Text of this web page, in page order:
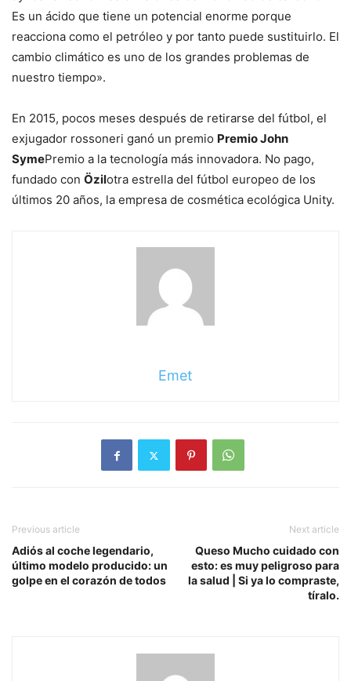
Es un ácido que tiene un potencial enorme porque
reacciona como el petróleo y por tanto puede sustituirlo. El
cambio climático es uno de los grandes problemas de
nuestro tiempo».
En 2015, pocos meses después de retirarse del fútbol, ​​el
exjugador rossoneri ganó un premio Premio John
SymePremio a la tecnología más innovadora. No pago,
fundado con Özilotra estrella del fútbol europeo de los
últimos 20 años, la empresa de cosmética ecológica Unity.
Emet
Previous article
Adiós al coche legendario,
último modelo producido: un
golpe en el corazón de todos
Next article
Queso Mucho cuidado con
esto: es muy peligroso para
la salud | Si ya lo compraste,
tíralo.